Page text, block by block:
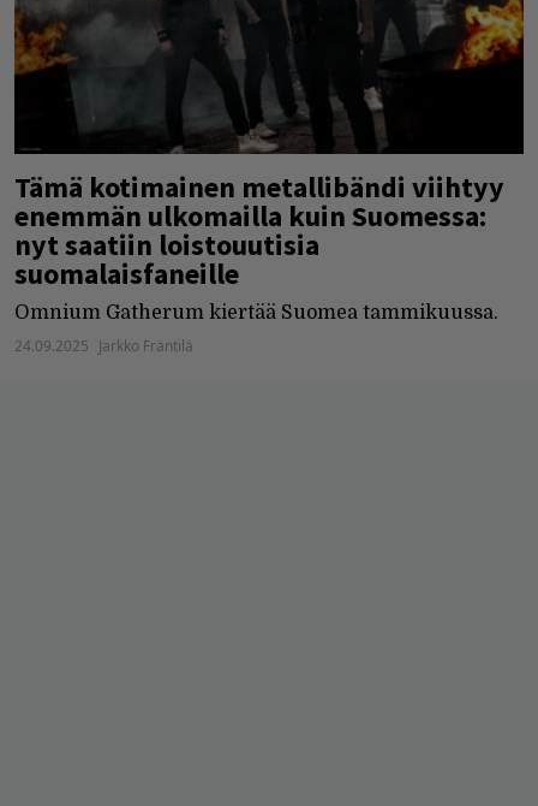
Tämä kotimainen metallibändi viihtyy
enemmän ulkomailla kuin Suomessa:
nyt saatiin loistouutisia
suomalaisfaneille
Omnium Gatherum kiertää Suomea tammikuussa.
24.09.2025 Jarkko Fräntilä